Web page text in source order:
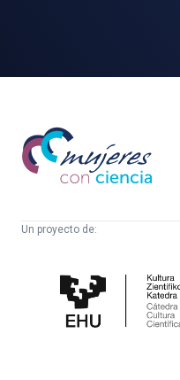
Mujeres
con
ciencia
Un proyecto de:
Cultura
Científica